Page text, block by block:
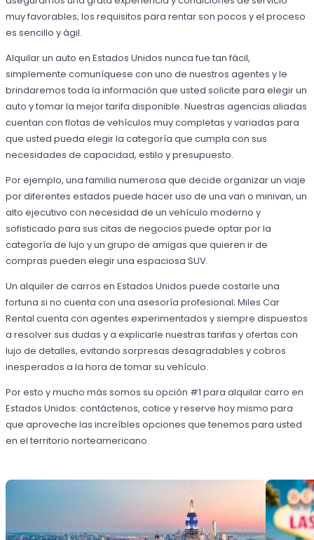
muy favorables; los requisitos para rentar son pocos y el proceso
es sencillo y ágil.
Alquilar un auto en Estados Unidos nunca fue tan fácil,
simplemente comuníquese con uno de nuestros agentes y le
brindaremos toda la información que usted solicite para elegir un
auto y tomar la mejor tarifa disponible. Nuestras agencias aliadas
cuentan con flotas de vehículos muy completas y variadas para
que usted pueda elegir la categoría que cumpla con sus
necesidades de capacidad, estilo y presupuesto.
Por ejemplo, una familia numerosa que decide organizar un viaje
por diferentes estados puede hacer uso de una van o minivan, un
alto ejecutivo con necesidad de un vehículo moderno y
sofisticado para sus citas de negocios puede optar por la
categoría de lujo y un grupo de amigas que quieren ir de
compras pueden elegir una espaciosa SUV.
Un alquiler de carros en Estados Unidos puede costarle una
fortuna si no cuenta con una asesoría profesional; Miles Car
Rental cuenta con agentes experimentados y siempre dispuestos
a resolver sus dudas y a explicarle nuestras tarifas y ofertas con
lujo de detalles, evitando sorpresas desagradables y cobros
inesperados a la hora de tomar su vehículo.
Por esto y mucho más somos su opción #1 para alquilar carro en
Estados Unidos: contáctenos, cotice y reserve hoy mismo para
que aproveche las increíbles opciones que tenemos para usted
en el territorio norteamericano.